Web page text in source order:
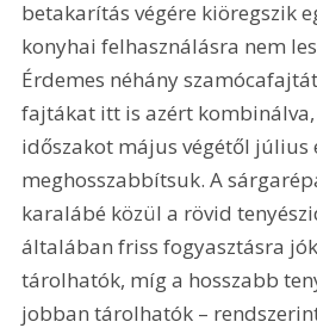
betakarítás végére kiöregszik
konyhai felhasználásra nem
Érdemes néhány
fajtákat itt is azért kombinálva,
időszakot május végétől július
meghosszabbítsuk. A
karalábé közül a rövid
általában friss fogyasztásra
tárolhatók, míg a hosszabb
jobban tárolhatók –